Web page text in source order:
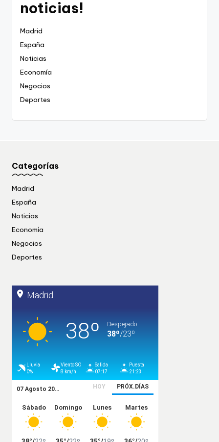
noticias!
Madrid
España
Noticias
Economía
Negocios
Deportes
Categorías
Madrid
España
Noticias
Economía
Negocios
Deportes